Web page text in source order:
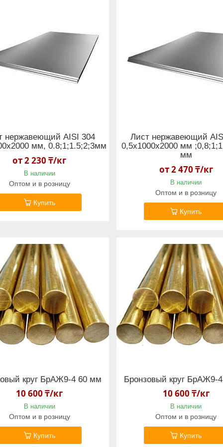
нержавеющий AISI 304
мм, 0.8;1;1.5;2;3мм
от 2 230 ₸/кг
В наличии
Оптом и в розницу
Купить
Лист нержавеющий
0,5x1000x2000 мм
мм
от 2 470 ₸/кг
В наличии
Оптом и в розницу
Купить
круг БрАЖ9-4 60 мм
10 600 ₸/кг
В наличии
Оптом и в розницу
Купить
Бронзовый круг БрАЖ9-
10 600 ₸/кг
В наличии
Оптом и в розницу
Купить